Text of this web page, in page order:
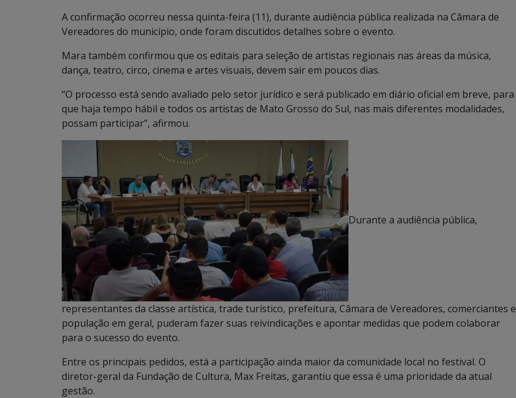
A confirmação ocorreu nessa quinta-feira (11), durante audiência pública realizada na Câmara de
Vereadores do município, onde foram discutidos detalhes sobre o evento.
Mara também confirmou que os editais para seleção de artistas regionais nas áreas da música,
dança, teatro, circo, cinema e artes visuais, devem sair em poucos dias.
“O processo está sendo avaliado pelo setor jurídico e será publicado em diário oficial em breve, para
que haja tempo hábil e todos os artistas de Mato Grosso do Sul, nas mais diferentes modalidades,
possam participar”, afirmou.
Durante a audiência pública,
representantes da classe artística, trade turístico, prefeitura, Câmara de Vereadores, comerciantes e
população em geral, puderam fazer suas reivindicações e apontar medidas que podem colaborar
para o sucesso do evento.
Entre os principais pedidos, está a participação ainda maior da comunidade local no festival. O
diretor-geral da Fundação de Cultura, Max Freitas, garantiu que essa é uma prioridade da atual
gestão.